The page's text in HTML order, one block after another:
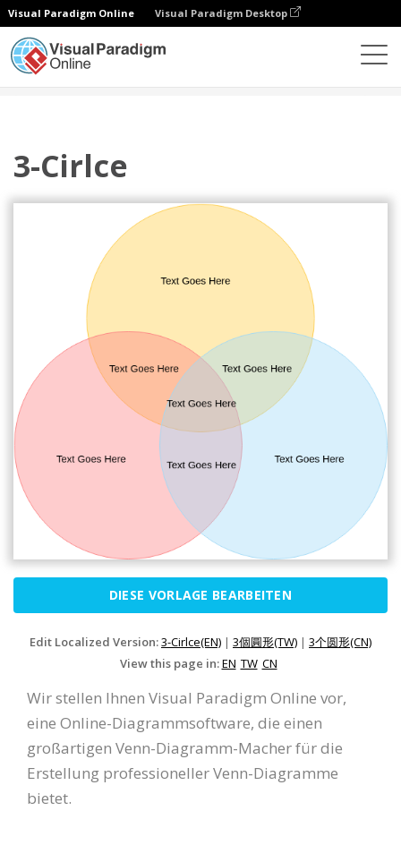
Visual Paradigm Online Visual Paradigm Desktop
3-Cirlce
DIESE VORLAGE BEARBEITEN
Edit Localized Version:3-Cirlce(EN) | 3個圓形(TW) | 3个圆形(CN)
View this page in:EN TW CN
Wir stellen Ihnen Visual Paradigm Online vor,
eine Online-Diagrammsoftware, die einen
großartigen Venn-Diagramm-Macher für die
Erstellung professioneller Venn-Diagramme
bietet.